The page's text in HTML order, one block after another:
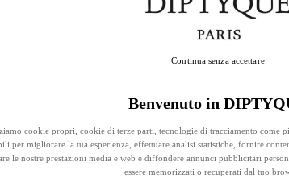
Benvenuto in
cookie propri, cookie di terze parti, tecnologie di tracciamento come
per migliorare la tua esperienza, effettuare analisi statistiche, fornire
le nostre prestazioni media e web e diffondere annunci pubblicitari
essere memorizzati o recuperati dal tuo
Continua senza accettare